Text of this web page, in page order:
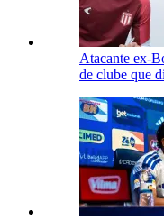
Atacante ex-
de clube que